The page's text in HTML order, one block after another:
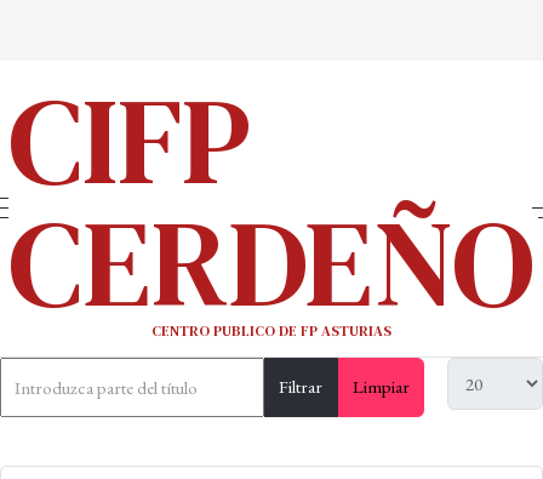
CIFP
CERDEÑO
CENTRO PUBLICO DE FP ASTURIAS
Filtrar Limpiar